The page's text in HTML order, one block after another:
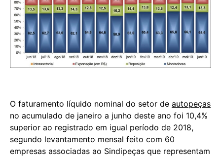
O faturamento líquido nominal do setor de autopeças
no acumulado de janeiro a junho deste ano foi 10,4%
superior ao registrado em igual período de 2018,
segundo levantamento mensal feito com 60
empresas associadas ao Sindipeças que representam